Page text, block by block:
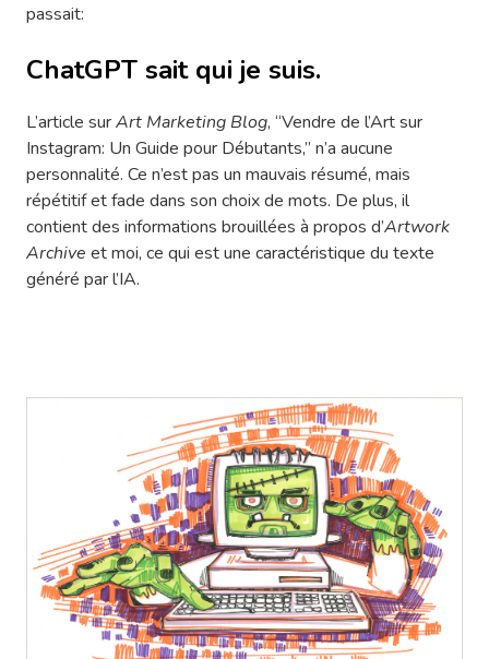
passait:
ChatGPT sait qui je suis.
L’article surArt Marketing Blog, “Vendre de l’Art sur
Instagram: Un Guide pour Débutants,” n’a aucune
personnalité. Ce n’est pas un mauvais résumé, mais
répétitif et fade dans son choix de mots. De plus, il
contient des informations brouillées à propos d’Artwork
Archive et moi, ce qui est une caractéristique du texte
généré par l’IA.